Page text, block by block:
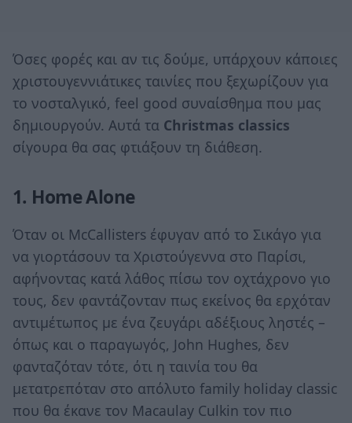
Όσες φορές και αν τις δούμε, υπάρχουν κάποιες
χριστουγεννιάτικες ταινίες που ξεχωρίζουν για
το νοσταλγικό, feel good συναίσθημα που μας
δημιουργούν. Αυτά τα Christmas classics
σίγουρα θα σας φτιάξουν τη διάθεση.
1. Home Alone
Όταν οι McCallisters έφυγαν από το Σικάγο για
να γιορτάσουν τα Χριστούγεννα στο Παρίσι,
αφήνοντας κατά λάθος πίσω τον οχτάχρονο γιο
τους, δεν φαντάζονταν πως εκείνος θα ερχόταν
αντιμέτωπος με ένα ζευγάρι αδέξιους ληστές –
όπως και ο παραγωγός, John Hughes, δεν
φανταζόταν τότε, ότι η ταινία του θα
μετατρεπόταν στο απόλυτο family holiday classic
που θα έκανε τον Macaulay Culkin τον πιο